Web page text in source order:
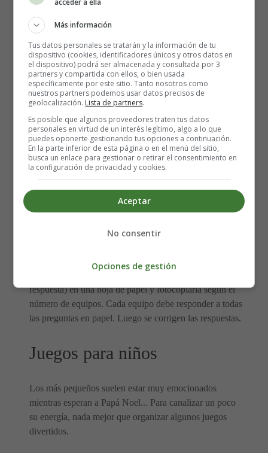
El muñeco de nieve
Una vez más, los invitados se dividirán en varios equipos
de 3 personas. Cada equipo dispone de 2 rollos de papel
higiénico, una zanahoria grande y varios accesorios:
palos, manoplas, bufanda, etc. A continuación, comienza
la cuenta atrás: cada equipo dispone de 5 minutos (más o
menos, dependiendo de quién se encargue del
cronómetro) para crear el muñeco de nieve más bonito.
El equipo ganador puede ganar un premio, como una
caja de bombones para compartir durante la velada.
Concurso de preguntas y respuestas
Hay tantas películas navideñas... Para este juego, tendrás
respuesta) en una hoja de papel y fotocopiarla según el
número de equipos. Cada equipo debe responder a todas
las preguntas en papel. Luego se corrigen las respuestas.
Juegos para niños
Los más pequeños suelen estar muy emocionados
mientras esperan a Papá Noel... Para canalizar un poco
su energía, nada mejor que organizar algunos juegos
divertidos.
acceder a ella
Más información
Tus datos personales se tratarán y la información de tu
dispositivo (cookies, identificadores únicos y otros datos en
el dispositivo) podrá ser almacenada y consultada por 3
partners y compartida con ellos, o bien usada
específicamente por este sitio. Tanto nosotros como
nuestros partners podemos usar datos precisos de
geolocalización. Lista de partners.
Es posible que algunos proveedores traten tus datos
personales en virtud de un interés legítimo, algo a lo que
puedes oponerte gestionando tus opciones a continuación.
En la parte inferior de esta página o en el menú del sitio,
busca un enlace para gestionar o retirar el consentimiento en
la configuración de privacidad y cookies.
Aceptar
No consentir
Opciones de gestión